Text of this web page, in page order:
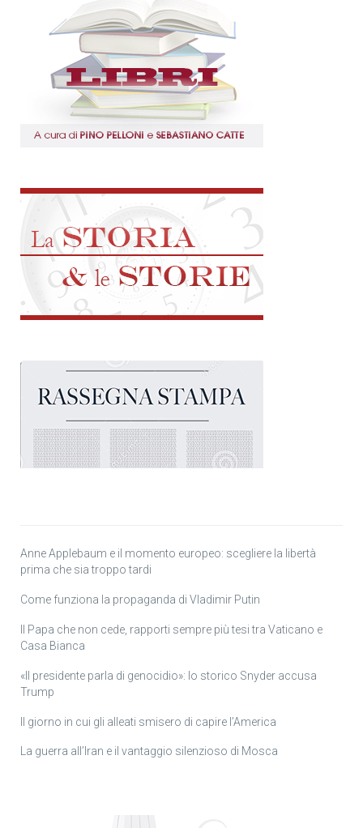
Anne Applebaum e il momento europeo: scegliere la libertà
prima che sia troppo tardi
Come funziona la propaganda di Vladimir Putin
Il Papa che non cede, rapporti sempre più tesi tra Vaticano e
Casa Bianca
«Il presidente parla di genocidio»: lo storico Snyder accusa
Trump
Il giorno in cui gli alleati smisero di capire l’America
La guerra all’Iran e il vantaggio silenzioso di Mosca